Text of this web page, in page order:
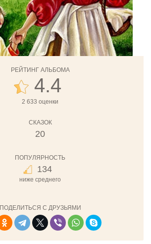
РЕЙТИНГ АЛЬБОМА
4.4
2 633 оценки
СКАЗОК
20
ПОПУЛЯРНОСТЬ
134
ниже среднего
ПОДЕЛИТЬСЯ С ДРУЗЬЯМИ